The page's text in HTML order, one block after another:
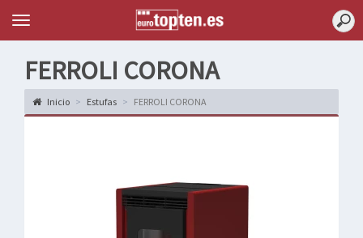
Topten
Menu
FERROLI CORONA
Inicio Estufas FERROLI CORONA